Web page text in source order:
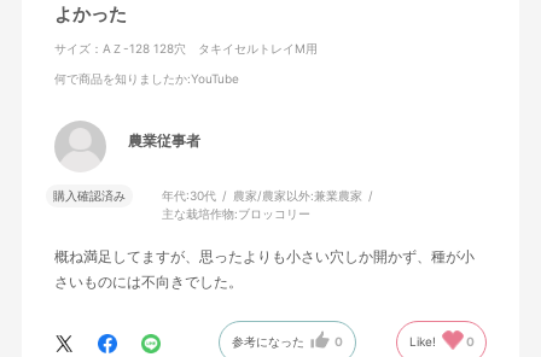
よかった
サイズ：AＺ-128 128穴 タキイセルトレイM用
何で商品を知りましたか:YouTube
農業従事者
購入確認済み 年代:30代 農家/農家以外:兼業農家
主な栽培作物:ブロッコリー
概ね満足してますが、思ったよりも小さい穴しか開かず、種が小
さいものには不向きでした。
参考になった 0 Like! 0